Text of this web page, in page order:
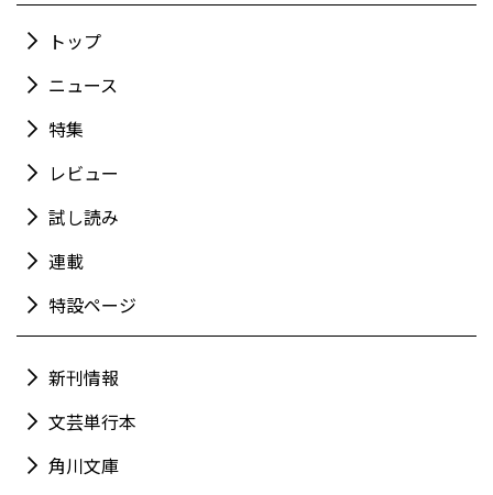
トップ
ニュース
特集
レビュー
試し読み
連載
特設ページ
新刊情報
文芸単行本
角川文庫